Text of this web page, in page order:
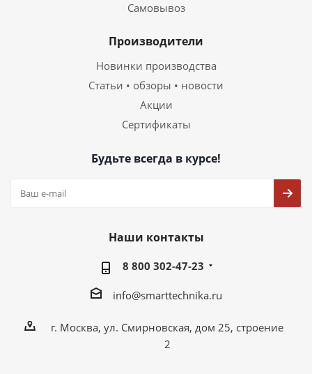
Самовывоз
Производители
Новинки производства
Статьи • обзоры • новости
Акции
Сертификаты
Будьте всегда в курсе!
Наши контакты
8 800 302-47-23
info@smarttechnika.ru
г. Москва, ул. Смирновская, дом 25, строение
2